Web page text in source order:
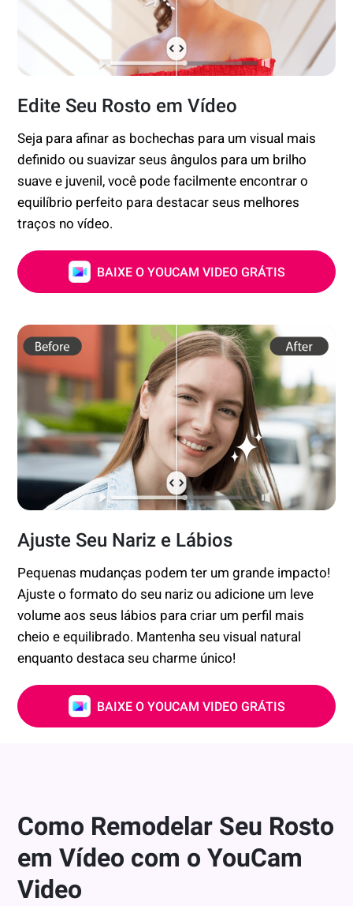
Edite Seu Rosto em Vídeo
Seja para afinar as bochechas para um visual mais
definido ou suavizar seus ângulos para um brilho
suave e juvenil, você pode facilmente encontrar o
equilíbrio perfeito para destacar seus melhores
traços no vídeo.
BAIXE O YOUCAM VIDEO GRÁTIS
Ajuste Seu Nariz e Lábios
Pequenas mudanças podem ter um grande impacto!
Ajuste o formato do seu nariz ou adicione um leve
volume aos seus lábios para criar um perfil mais
cheio e equilibrado. Mantenha seu visual natural
enquanto destaca seu charme único!
BAIXE O YOUCAM VIDEO GRÁTIS
Como Remodelar Seu Rosto
em Vídeo com o YouCam
Video